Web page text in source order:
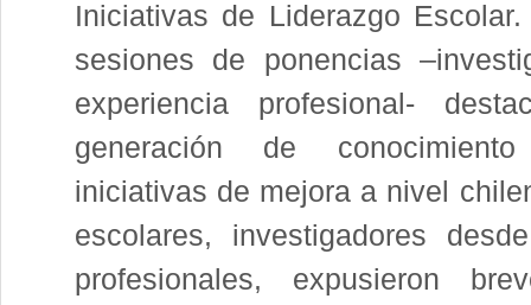
Iniciativas de Liderazgo
sesiones de ponencias
experiencia profesional-
generación de
iniciativas de mejora a nivel
escolares, investigadores
profesionales, expusieron